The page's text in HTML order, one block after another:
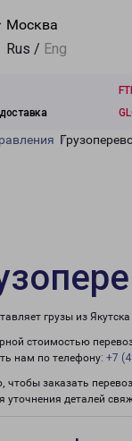
Москва
Rus / Eng
грузы из
стоимостью
нам по телефону: +7
чтобы заказать
уточнения деталей